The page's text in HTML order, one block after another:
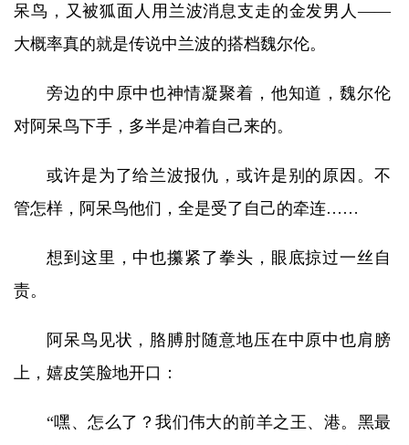
呆鸟，又被狐面人用兰波消息支走的金发男人——
大概率真的就是传说中兰波的搭档魏尔伦。
旁边的中原中也神情凝聚着，他知道，魏尔伦
对阿呆鸟下手，多半是冲着自己来的。
或许是为了给兰波报仇，或许是别的原因。不
管怎样，阿呆鸟他们，全是受了自己的牵连……
想到这里，中也攥紧了拳头，眼底掠过一丝自
责。
阿呆鸟见状，胳膊肘随意地压在中原中也肩膀
上，嬉皮笑脸地开口：
“嘿、怎么了？我们伟大的前羊之王、港。黑最